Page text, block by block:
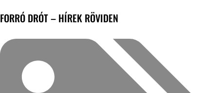
FORRÓ DRÓT – HÍREK RÖVIDEN